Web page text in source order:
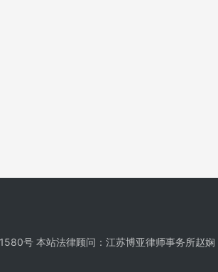
号 本站法律顾问：江苏博亚律师事务所赵娴